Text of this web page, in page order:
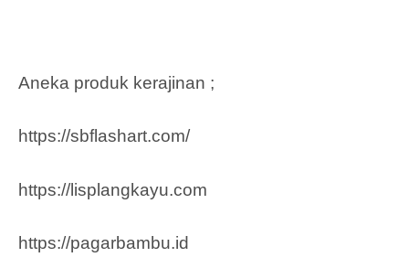
Aneka produk kerajinan ;
https://sbflashart.com/
https://lisplangkayu.com
https://pagarbambu.id